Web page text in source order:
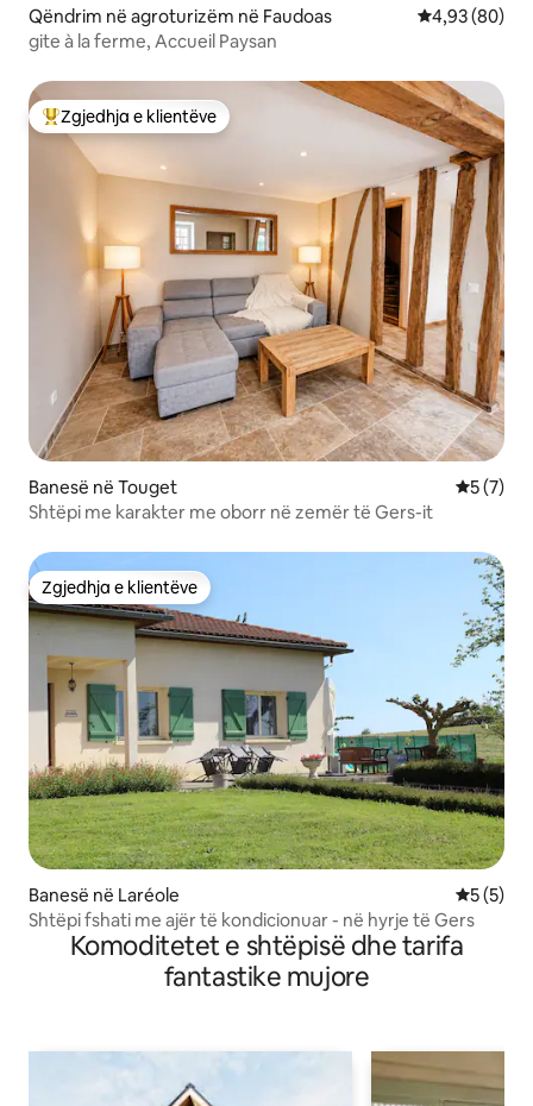
Qëndrim në agroturizëm në Faudoas Vlerësimi
4,93 (80)
gite à la ferme, Accueil Paysan
Më të mirat e zgjedhjeve të klientëve
Zgjedhja e klientëve
Banesë në Touget
5 (7)
Shtëpi me karakter me oborr në zemër të Gers-it
Zgjedhja e klientëve
Zgjedhja e klientëve
Banesë në Laréole
5 (5)
Shtëpi fshati me ajër të kondicionuar - në hyrje të Gers
Komoditetet e shtëpisë dhe tarifa
fantastike mujore